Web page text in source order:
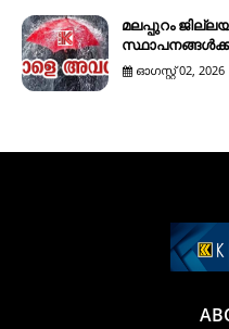
മലപ്പുറം
സ്ഥാപനങ്ങൾക്ക്
ഓഗസ്റ്റ് 02, 2026